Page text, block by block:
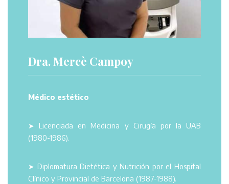
Dra. Mercè Campoy
Médico estético
➤ Licenciada en Medicina y Cirugía por la UAB
(1980-1986).
➤ Diplomatura Dietética y Nutrición por el Hospital
Clínico y Provincial de Barcelona (1987-1988).